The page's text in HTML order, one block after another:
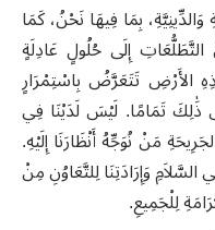
بِمَا فِيهَا نَحْنُ، كَمَا
إِلَى حُلُولٍ عَادِلَةٍ
الأَرْضِ تَتَعَرَّضُ بِاسْتِمْرَارٍ
تَمَامًا. لَيْسَ لَدَيْنَا فِي
مَنْ نُوَجِّهُ أَنْظَارَنَا إِلَيْهِ.
وَإِرَادَتِنَا لِلتَّعَاوُنِ مِنْ
لِلْجَمِيعِ.